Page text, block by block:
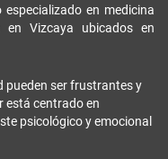
en medicina
en Vizcaya ubicados en
pueden ser frustrantes y
está centrado en
psicológico y emocional